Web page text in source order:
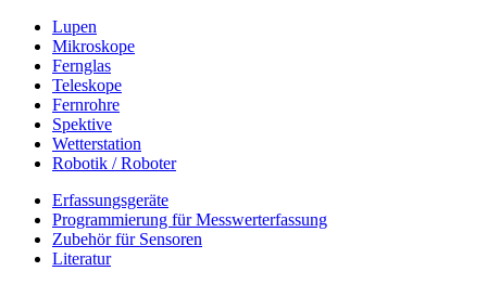
Lupen
Mikroskope
Fernglas
Teleskope
Fernrohre
Spektive
Wetterstation
Robotik / Roboter
Erfassungsgeräte
Programmierung für Messwerterfassung
Zubehör für Sensoren
Literatur